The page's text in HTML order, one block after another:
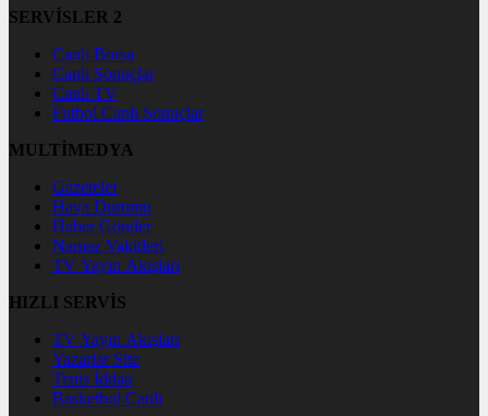
SERVİSLER 2
Canlı Borsa
Canlı Sonuçlar
Canlı TV
Futbol Canlı Sonuçlar
MULTİMEDYA
Gazeteler
Hava Durumu
Haber Gönder
Namaz Vakitleri
TV Yayın Akışları
HIZLI SERVİS
TV Yayın Akışları
Yazarlar Site
Tenis İddaa
Basketbol Canlı